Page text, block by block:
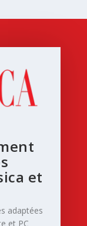
et
adaptées
et PC